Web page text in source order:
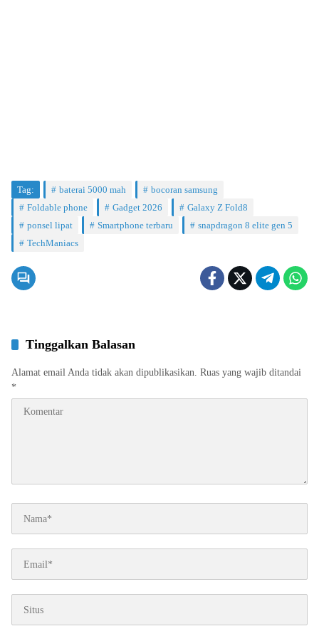
Tag: baterai 5000 mah
bocoran samsung
Foldable phone
Gadget 2026
Galaxy Z Fold8
ponsel lipat
Smartphone terbaru
snapdragon 8 elite gen 5
TechManiacs
Tinggalkan Balasan
Alamat email Anda tidak akan dipublikasikan. Ruas yang wajib ditandai
*